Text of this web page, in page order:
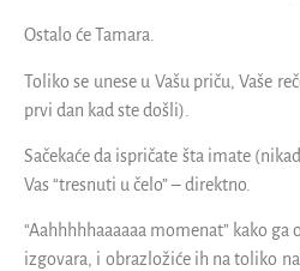
Ostalo će Tamara.
Toliko se unese u Vašu priču, Vaše
prvi dan kad ste došli).
Sačekaće da ispričate šta imate
Vas “tresnuti u čelo” – direktno.
“Aahhhhhaaaaaa momenat” kako
izgovara, i obrazložiće ih na toliko